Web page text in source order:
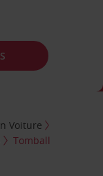
Voiture
Tomball